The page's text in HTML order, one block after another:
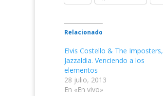
Relacionado
Elvis Costello & The Imposters,
Jazzaldia. Venciendo a los
elementos
28 julio, 2013
En «En vivo»